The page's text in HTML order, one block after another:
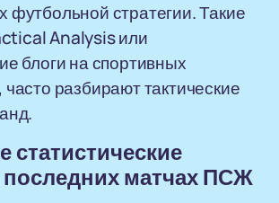
футбольной стратегии. Такие
Analysis или
блоги на спортивных
разбирают тактические
матчах ПСЖ